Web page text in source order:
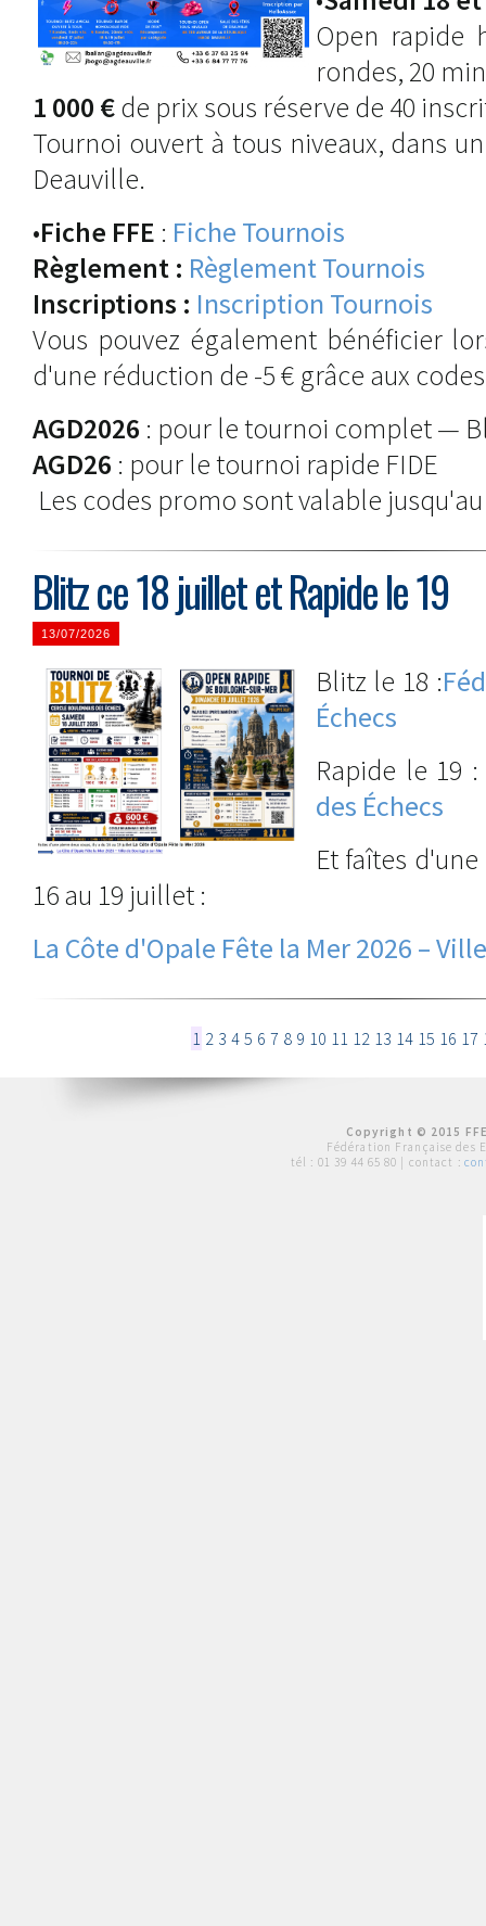
Open rapide
rondes, 20
1 000 €de prix sous réserve de 40
Tournoi ouvert à tous niveaux, dans
Deauville.
•Fiche FFE : Fiche Tournois
Règlement : Règlement Tournois
Inscriptions : Inscription Tournois
Vous pouvez également bénéficier
d'une réduction de -5 € grâce aux
AGD2026 : pour le tournoi complet —
AGD26 : pour le tournoi rapide FIDE
Les codes promo sont valable
Blitz ce 18 juillet et Rapide le 19
13/07/2026
Blitz le 18 :
Échecs
Rapide le 19
des Échecs
Et faîtes
16 au 19 juillet :
La Côte d'Opale Fête la Mer 2026 –
1 2 3 4 5 6 7 8 9 10 11 12 13 14 15 16 17
Copyright © 2015
Fédération Française des
tél : 01 39 44 65 80 | contact :